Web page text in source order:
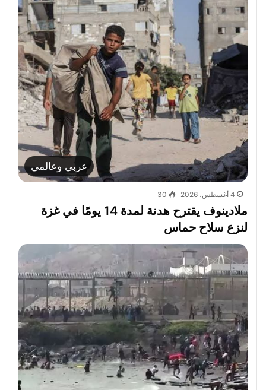
عربي وعالمي
4 أغسطس، 2026 30
ملادينوف يقترح هدنة لمدة 14 يومًا في غزة
لنزع سلاح حماس